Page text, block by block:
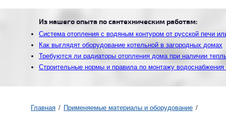
Главная Применяемые материалы и оборудование
Из нашего опыта по сантехническим работам:
Система отопления с водяным контуром от русской печи
Как выглядят оборудование котельной в загородных домах
Требуются ли радиаторы отопления дома при наличии
Строительные нормы и правила по монтажу водоснабжения